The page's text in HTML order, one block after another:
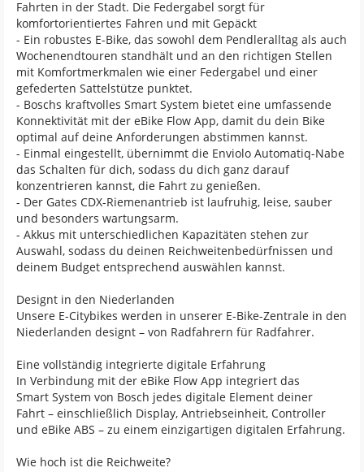
Fahrten in der Stadt. Die Federgabel sorgt für
komfortorientiertes Fahren und mit Gepäckt
- Ein robustes E-Bike, das sowohl dem Pendleralltag als auch
Wochenendtouren standhält und an den richtigen Stellen
mit Komfortmerkmalen wie einer Federgabel und einer
gefederten Sattelstütze punktet.
- Boschs kraftvolles Smart System bietet eine umfassende
Konnektivität mit der eBike Flow App, damit du dein Bike
optimal auf deine Anforderungen abstimmen kannst.
- Einmal eingestellt, übernimmt die Enviolo Automatiq-Nabe
das Schalten für dich, sodass du dich ganz darauf
konzentrieren kannst, die Fahrt zu genießen.
- Der Gates CDX-Riemenantrieb ist laufruhig, leise, sauber
und besonders wartungsarm.
- Akkus mit unterschiedlichen Kapazitäten stehen zur
Auswahl, sodass du deinen Reichweitenbedürfnissen und
deinem Budget entsprechend auswählen kannst.
Designt in den Niederlanden
Unsere E-Citybikes werden in unserer E-Bike-Zentrale in den
Niederlanden designt – von Radfahrern für Radfahrer.
Eine vollständig integrierte digitale Erfahrung
In Verbindung mit der eBike Flow App integriert das
Smart System von Bosch jedes digitale Element deiner
Fahrt – einschließlich Display, Antriebseinheit, Controller
und eBike ABS – zu einem einzigartigen digitalen Erfahrung.
Wie hoch ist die Reichweite?